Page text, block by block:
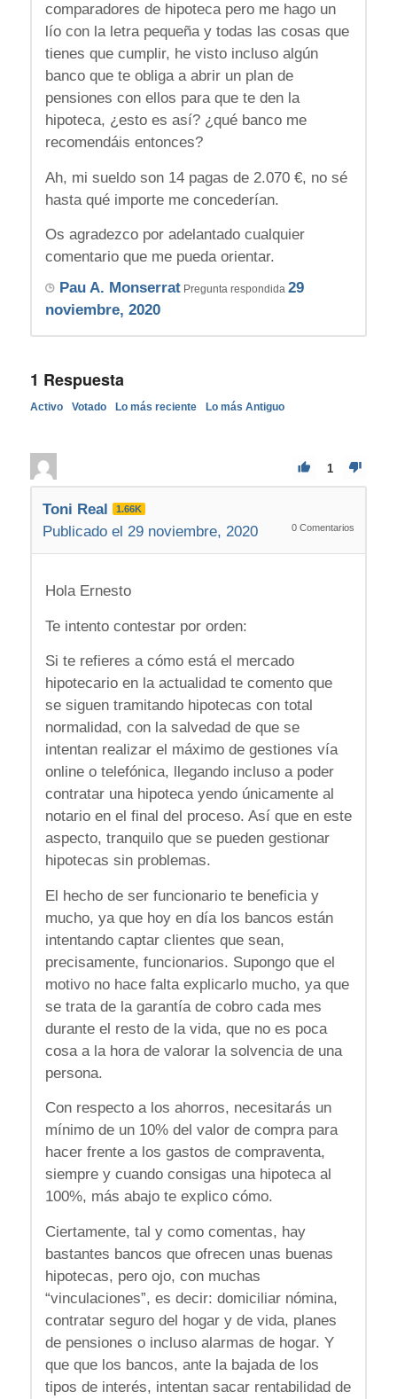
comparadores de hipoteca pero me hago un
lío con la letra pequeña y todas las cosas que
tienes que cumplir, he visto incluso algún
banco que te obliga a abrir un plan de
pensiones con ellos para que te den la
hipoteca, ¿esto es así? ¿qué banco me
recomendáis entonces?
Ah, mi sueldo son 14 pagas de 2.070 €, no sé
hasta qué importe me concederían.
Os agradezco por adelantado cualquier
comentario que me pueda orientar.
Pau A. MonserratPregunta respondida 29
noviembre, 2020
1 Respuesta
Activo Votado Lo más reciente Lo más Antiguo
1
Toni Real 1.66K
Publicado el 29 noviembre, 2020 0 Comentarios
Hola Ernesto
Te intento contestar por orden:
Si te refieres a cómo está el mercado
hipotecario en la actualidad te comento que
se siguen tramitando hipotecas con total
normalidad, con la salvedad de que se
intentan realizar el máximo de gestiones vía
online o telefónica, llegando incluso a poder
contratar una hipoteca yendo únicamente al
notario en el final del proceso. Así que en este
aspecto, tranquilo que se pueden gestionar
hipotecas sin problemas.
El hecho de ser funcionario te beneficia y
mucho, ya que hoy en día los bancos están
intentando captar clientes que sean,
precisamente, funcionarios. Supongo que el
motivo no hace falta explicarlo mucho, ya que
se trata de la garantía de cobro cada mes
durante el resto de la vida, que no es poca
cosa a la hora de valorar la solvencia de una
persona.
Con respecto a los ahorros, necesitarás un
mínimo de un 10% del valor de compra para
hacer frente a los gastos de compraventa,
siempre y cuando consigas una hipoteca al
100%, más abajo te explico cómo.
Ciertamente, tal y como comentas, hay
bastantes bancos que ofrecen unas buenas
hipotecas, pero ojo, con muchas
“vinculaciones”, es decir: domiciliar nómina,
contratar seguro del hogar y de vida, planes
de pensiones o incluso alarmas de hogar. Y
que que los bancos, ante la bajada de los
tipos de interés, intentan sacar rentabilidad de